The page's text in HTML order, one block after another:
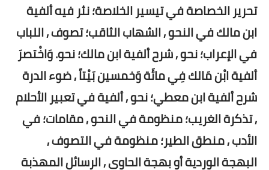
تحرير الخصاصة في تيسير الخلاصة؛ نثر فيه ألفية
ابن مالك في النحو , الشهاب الثاقب؛ تصوف , اللباب
في الإعراب؛ نحو , شرح ألفية ابن مالك؛ نحو. وَاخْتصرَ
ألفية ابْن مَالك فِي مائَة وَخمسين بَيْتاً , ضوء الدرة
شرح ألفية ابن معطي؛ نحو , ألفية في تعبير الأحلام
, تذكرة الغريب؛ منظومة في النحو , مقامات؛ في
الأدب , منطق الطير؛ منظومة في التصوف ,
البهجة الوردية أو بهجة الحاوي , الرسائل المهذبة